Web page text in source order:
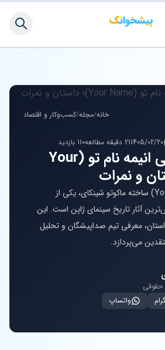
خانه/مجله/کسب‌وکار و اقتصاد
1405/02/2021 دقیقه مطالعه 110 بازدید
معرفی و بررسی انیمه نام تو (Your
انیمه نام تو (Your Name) ساخته ماکوتو شینکای، یکی از
آثار تاریخ سینمای ژاپن است. این
معرفی تیم صداپیشگان و تحلیل
می‌پردازد.
حقوقی
واتساپ